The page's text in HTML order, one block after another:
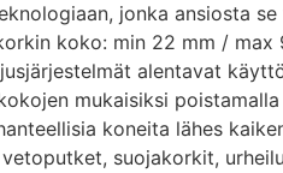
jonka ansiosta
koko: min 22 mm / max
alentavat
mukaisiksi
koneita lähes
suojakorkit,